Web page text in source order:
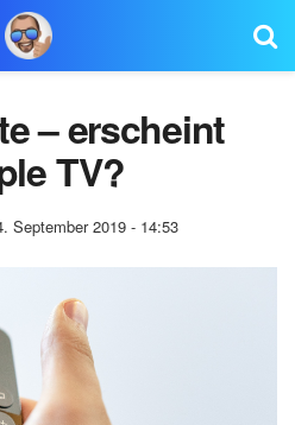
– erscheint
TV?
September 2019 - 14:53